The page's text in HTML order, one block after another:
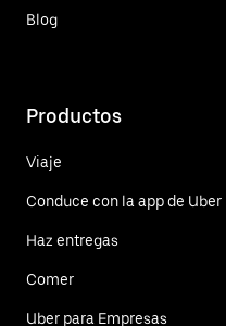
Blog
Productos
Viaje
Conduce con la app de Uber
Haz entregas
Comer
Uber para Empresas